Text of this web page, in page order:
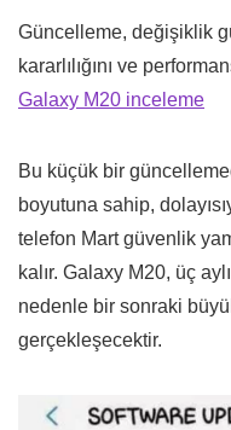
Güncelleme, değişiklik
kararlılığını ve
Galaxy M20 inceleme
Bu küçük bir
boyutuna sahip,
telefon Mart güvenlik
kalır. Galaxy M20, üç
nedenle bir sonraki
gerçekleşecektir.